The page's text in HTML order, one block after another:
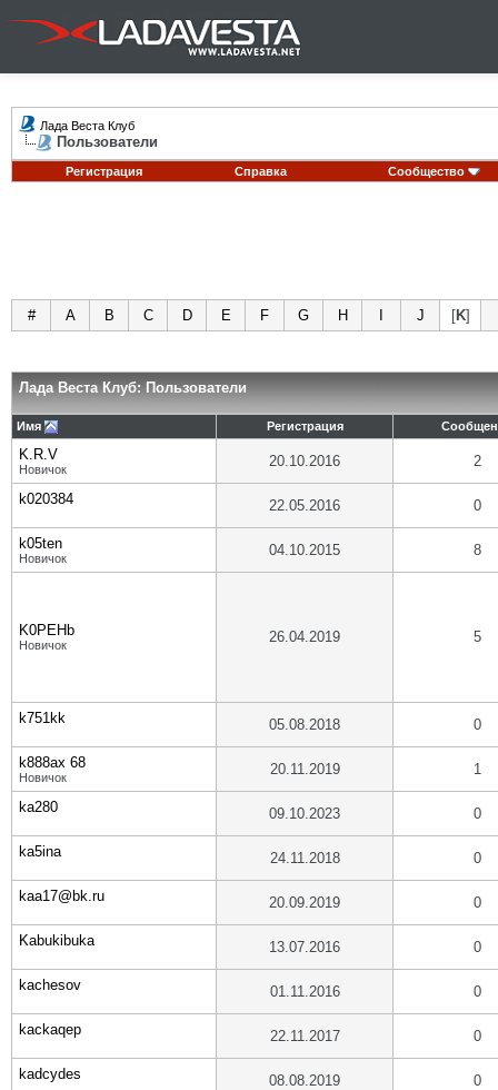
Лада Веста Клуб
Пользователи
Регистрация Справка Сообщество
# A B C D E F G H J [K]
Лада Веста Клуб: Пользователи
Имя Регистрация
K.R.V
Новичок 20.10.2016 2
k020384 22.05.2016 0
k05ten
Новичок 04.10.2015 8
K0PEHb
Новичок 26.04.2019 5
k751kk 05.08.2018 0
k888ax 68
Новичок 20.11.2019 1
ka280 09.10.2023 0
ka5ina 24.11.2018 0
kaa17@bk.ru 20.09.2019 0
Kabukibuka 13.07.2016 0
kachesov 01.11.2016 0
kackaqep 22.11.2017 0
kadcydes 08.08.2019 0